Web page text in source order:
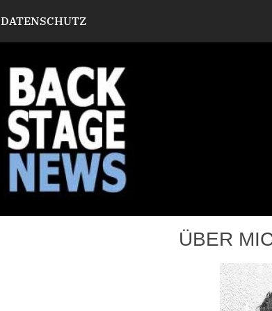
DATENSCHUTZ
ÜBER